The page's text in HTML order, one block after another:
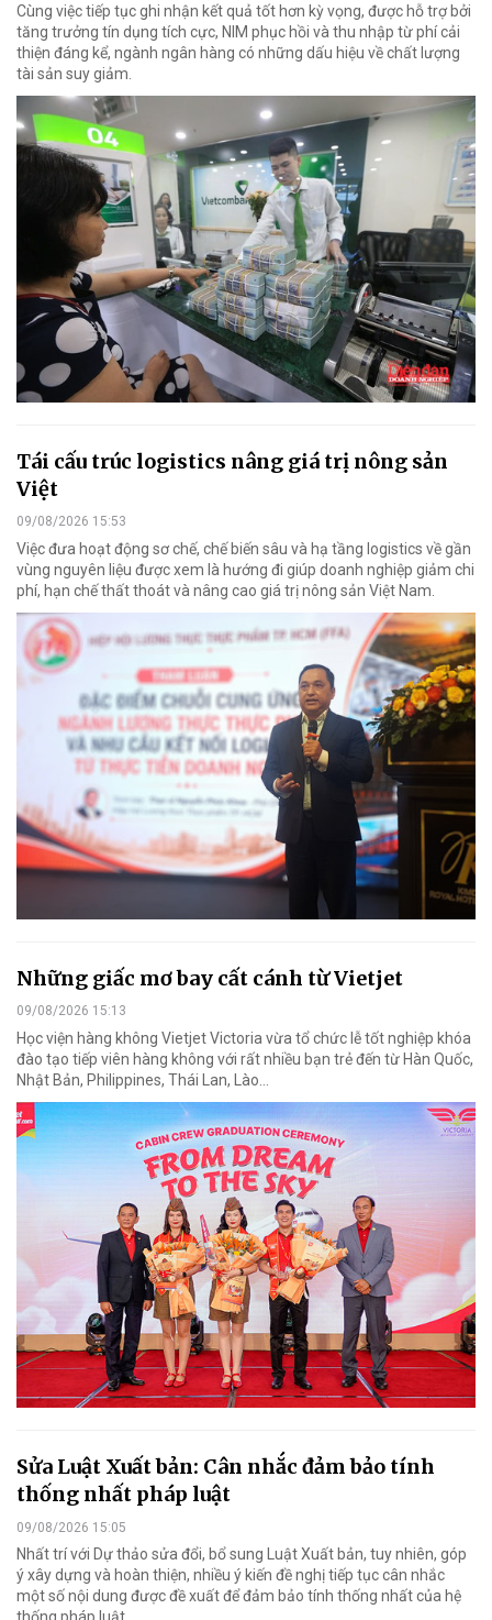
Cùng việc tiếp tục ghi nhận kết quả tốt hơn kỳ vọng, được hỗ trợ bởi
tăng trưởng tín dụng tích cực, NIM phục hồi và thu nhập từ phí cải
thiện đáng kể, ngành ngân hàng có những dấu hiệu về chất lượng
tài sản suy giảm.
Tái cấu trúc logistics nâng giá trị nông sản
Việt
09/08/2026 15:53
Việc đưa hoạt động sơ chế, chế biến sâu và hạ tầng logistics về gần
vùng nguyên liệu được xem là hướng đi giúp doanh nghiệp giảm chi
phí, hạn chế thất thoát và nâng cao giá trị nông sản Việt Nam.
Những giấc mơ bay cất cánh từ Vietjet
09/08/2026 15:13
Học viện hàng không Vietjet Victoria vừa tổ chức lễ tốt nghiệp khóa
đào tạo tiếp viên hàng không với rất nhiều bạn trẻ đến từ Hàn Quốc,
Nhật Bản, Philippines, Thái Lan, Lào…
Sửa Luật Xuất bản: Cân nhắc đảm bảo tính
thống nhất pháp luật
09/08/2026 15:05
Nhất trí với Dự thảo sửa đổi, bổ sung Luật Xuất bản, tuy nhiên, góp
ý xây dựng và hoàn thiện, nhiều ý kiến đề nghị tiếp tục cân nhắc
một số nội dung được đề xuất để đảm bảo tính thống nhất của hệ